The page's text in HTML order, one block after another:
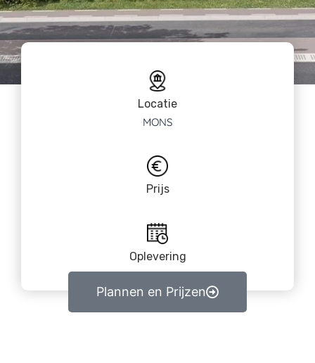
Locatie
MONS
Prijs
Oplevering
Plannen en Prijzen